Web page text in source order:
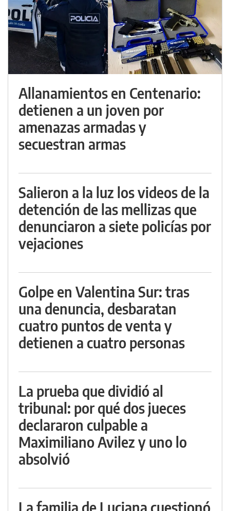
Allanamientos en Centenario:
detienen a un joven por
amenazas armadas y
secuestran armas
Salieron a la luz los videos de la
detención de las mellizas que
denunciaron a siete policías por
vejaciones
Golpe en Valentina Sur: tras
una denuncia, desbaratan
cuatro puntos de venta y
detienen a cuatro personas
La prueba que dividió al
tribunal: por qué dos jueces
declararon culpable a
Maximiliano Avilez y uno lo
absolvió
La familia de Luciana cuestionó